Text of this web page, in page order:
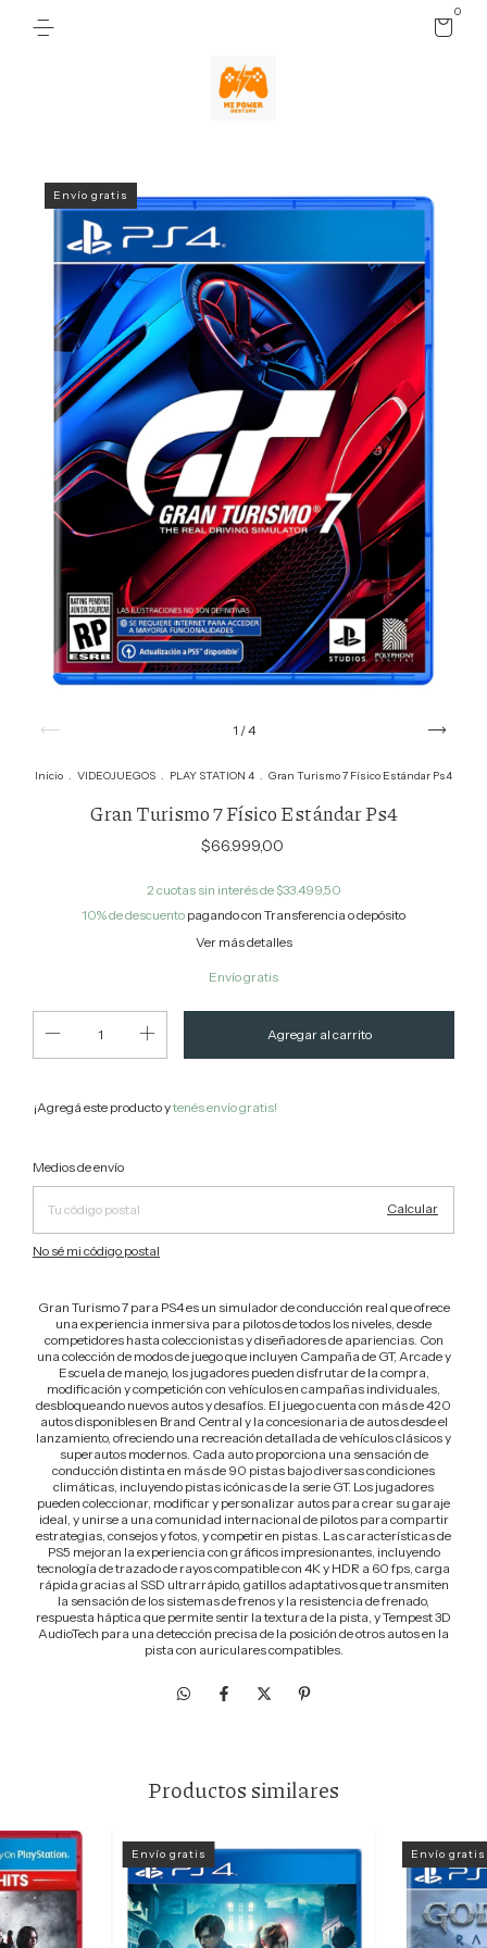
0
Envío gratis
1 /4
Inicio . VIDEOJUEGOS . PLAY STATION 4 . Gran Turismo 7 Físico Estándar Ps4
Gran Turismo 7 Físico Estándar Ps4
$66.999,00
2 cuotas sin interés de $33.499,50
10% de descuento pagando con Transferencia o depósito
Ver más detalles
Envío gratis
¡Agregá este producto ytenés envío gratis!
Entregas para el CP:
Medios de envío
Calcular
No sé mi código postal
Gran Turismo 7 para PS4 es un simulador de conducción real que ofrece
una experiencia inmersiva para pilotos de todos los niveles, desde
competidores hasta coleccionistas y diseñadores de apariencias. Con
una colección de modos de juego que incluyen Campaña de GT, Arcade y
Escuela de manejo, los jugadores pueden disfrutar de la compra,
modificación y competición con vehículos en campañas individuales,
desbloqueando nuevos autos y desafíos. El juego cuenta con más de 420
autos disponibles en Brand Central y la concesionaria de autos desde el
lanzamiento, ofreciendo una recreación detallada de vehículos clásicos y
superautos modernos. Cada auto proporciona una sensación de
conducción distinta en más de 90 pistas bajo diversas condiciones
climáticas, incluyendo pistas icónicas de la serie GT. Los jugadores
pueden coleccionar, modificar y personalizar autos para crear su garaje
ideal, y unirse a una comunidad internacional de pilotos para compartir
estrategias, consejos y fotos, y competir en pistas. Las características de
PS5 mejoran la experiencia con gráficos impresionantes, incluyendo
tecnología de trazado de rayos compatible con 4K y HDR a 60 fps, carga
rápida gracias al SSD ultrarrápido, gatillos adaptativos que transmiten
la sensación de los sistemas de frenos y la resistencia de frenado,
respuesta háptica que permite sentir la textura de la pista, y Tempest 3D
AudioTech para una detección precisa de la posición de otros autos en la
pista con auriculares compatibles.
Productos similares
Envío gratis Envío gratis